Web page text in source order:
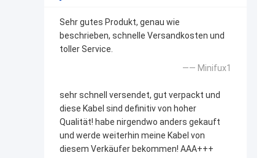
Sehr gutes Produkt, genau wie
beschrieben, schnelle Versandkosten und
toller Service.
—— Minifux1
sehr schnell versendet, gut verpackt und
diese Kabel sind definitiv von hoher
Qualität! habe nirgendwo anders gekauft
und werde weiterhin meine Kabel von
diesem Verkäufer bekommen! AAA+++